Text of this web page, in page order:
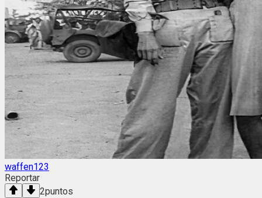
waffen123
Reportar
2puntos